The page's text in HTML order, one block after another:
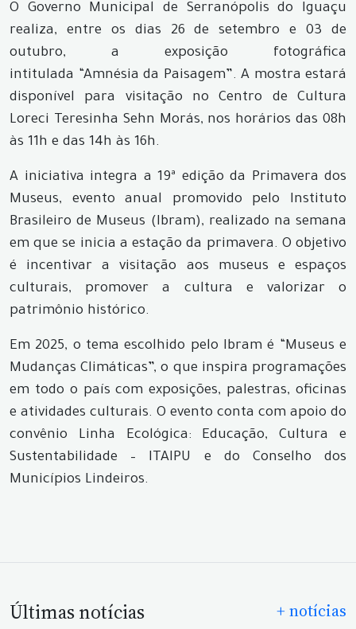
O Governo Municipal de Serranópolis do Iguaçu
realiza, entre os dias 26 de setembro e 03 de
outubro, a exposição fotográfica
intitulada “Amnésia da Paisagem”. A mostra estará
disponível para visitação no Centro de Cultura
Loreci Teresinha Sehn Morás, nos horários das 08h
às 11h e das 14h às 16h.
A iniciativa integra a 19ª edição da Primavera dos
Museus, evento anual promovido pelo Instituto
Brasileiro de Museus (Ibram), realizado na semana
em que se inicia a estação da primavera. O objetivo
é incentivar a visitação aos museus e espaços
culturais, promover a cultura e valorizar o
patrimônio histórico.
Em 2025, o tema escolhido pelo Ibram é “Museus e
Mudanças Climáticas”, o que inspira programações
em todo o país com exposições, palestras, oficinas
e atividades culturais. O evento conta com apoio do
convênio Linha Ecológica: Educação, Cultura e
Sustentabilidade – ITAIPU e do Conselho dos
Municípios Lindeiros.
Últimas notícias + notícias